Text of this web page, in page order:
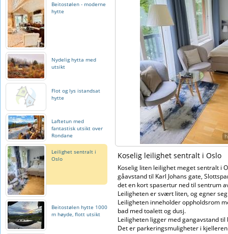
Beitostølen - moderne
hytte
Nydelig hytta med
utsikt
Flot og lys istandsat
hytte
Laftetun med
fantastisk utsikt over
Rondane
Leilighet sentralt i
Oslo
Beitostølen hytte 1000
m høyde, flott utsikt
Koselig leilighet sentralt i Oslo
Koselig liten leilighet meget sentralt i
gåavstand til Karl Johans gate,
det en kort spasertur ned til sentrum
Leiligheten er svært liten, og egner
Leiligheten inneholder oppholdsrom
bad med toalett og dusj.
Leiligheten ligger med gangavstand til
Det er parkeringsmuligheter i